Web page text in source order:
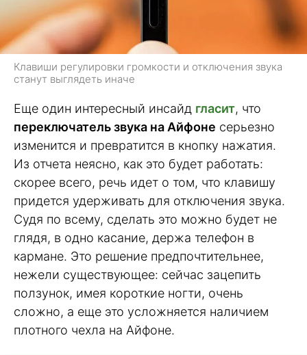
Клавиши регулировки громкости и отключения звука
станут выглядеть иначе
Еще один интересный инсайд гласит, что
переключатель звука на Айфоне серьезно
изменится и превратится в кнопку нажатия.
Из отчета неясно, как это будет работать:
скорее всего, речь идет о том, что клавишу
придется удерживать для отключения звука.
Судя по всему, сделать это можно будет не
глядя, в одно касание, держа телефон в
кармане. Это решение предпочтительнее,
нежели существующее: сейчас зацепить
ползунок, имея короткие ногти, очень
сложно, а еще это усложняется наличием
плотного чехла на Айфоне.